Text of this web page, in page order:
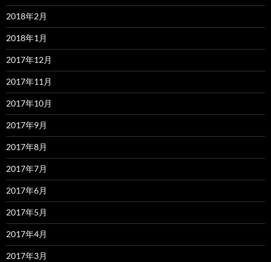
2018年2月
2018年1月
2017年12月
2017年11月
2017年10月
2017年9月
2017年8月
2017年7月
2017年6月
2017年5月
2017年4月
2017年3月